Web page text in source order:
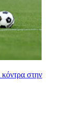
στην